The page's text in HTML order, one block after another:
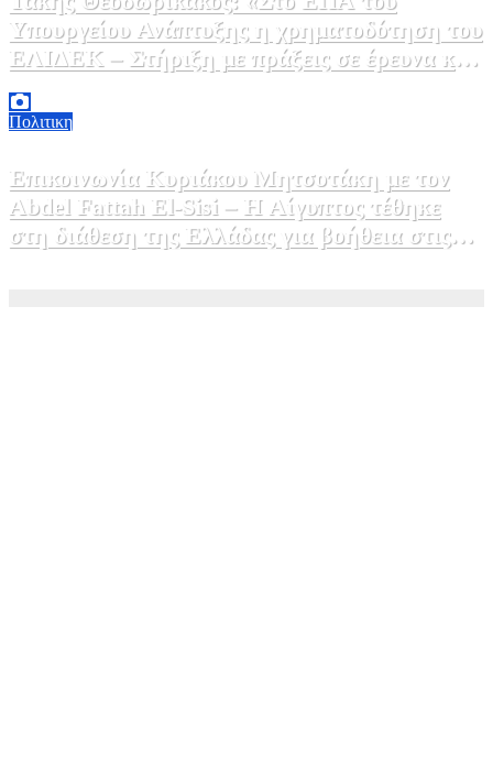
Υπουργείου Ανάπτυξης η χρηματοδότηση του
ΕΛΙΔΕΚ – Στήριξη με πράξεις σε έρευνα και
καινοτομία»
Πολιτικη
Επικοινωνία Κυριάκου Μητσοτάκη με τον
Abdel Fattah El-Sisi – Η Αίγυπτος τέθηκε
στη διάθεση της Ελλάδας για βοήθεια στις